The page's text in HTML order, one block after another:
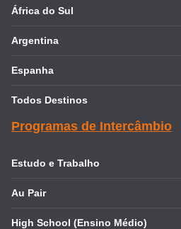
África do Sul
Argentina
Espanha
Todos Destinos
Programas de Intercâmbio
Estudo e Trabalho
Au Pair
High School (Ensino Médio)